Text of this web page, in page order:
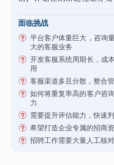
面临挑战
平台客户体量巨大，咨询
大的客服业务
开发客服系统周期长，成
用
客服渠道多且分散，整合
如何将重复率高的客户咨
力
需要提升评估能力，快速
希望打造企业专属的招商
招聘工作需要大量人工核